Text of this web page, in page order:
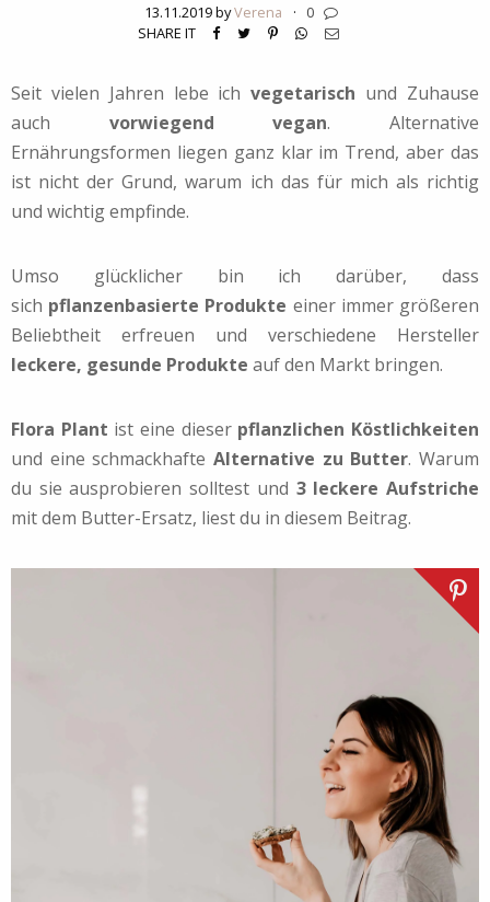
13.11.2019 byVerena ·
0
SHARE IT
Seit vielen Jahren lebe ichvegetarisch und Zuhause
auch vorwiegend vegan. Alternative
Ernährungsformen liegen ganz klar im Trend, aber das
ist nicht der Grund, warum ich das für mich als richtig
und wichtig empfinde.
Umso glücklicher bin ich darüber, dass
sich pflanzenbasierte Produkte einer immer größeren
Beliebtheit erfreuen und verschiedene Hersteller
leckere, gesunde Produkte auf den Markt bringen.
Flora Plant ist eine dieser pflanzlichen Köstlichkeiten
und eine schmackhafte Alternative zu Butter. Warum
du sie ausprobieren solltest und 3 leckere Aufstriche
mit dem Butter-Ersatz, liest du in diesem Beitrag.